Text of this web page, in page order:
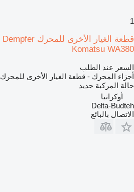
1
Komatsu WA380
السعر عند الطلب
أجزاء المحرك - قطعة الغيار الأخرى للمحرك
حالة المركبة جديد
أوكرانيا
Delta-Budteh
الاتصال بالبائع